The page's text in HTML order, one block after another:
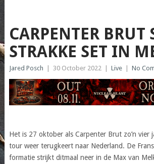
CARPENTER BRUT
STRAKKE SET IN
Jared Posch 30 October 2022 Live No
Het is 27 oktober als Carpenter Brut zo’n vier
tour weer terugkeert naar Nederland. De
formatie strijkt ditmaal neer in de Max van